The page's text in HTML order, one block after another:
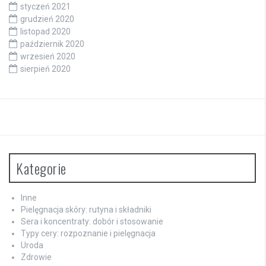
styczeń 2021
grudzień 2020
listopad 2020
październik 2020
wrzesień 2020
sierpień 2020
Kategorie
Inne
Pielęgnacja skóry: rutyna i składniki
Sera i koncentraty: dobór i stosowanie
Typy cery: rozpoznanie i pielęgnacja
Uroda
Zdrowie